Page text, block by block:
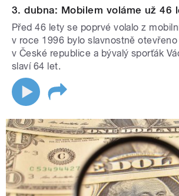
3. dubna: Mobilem voláme už 46
Před 46 lety se poprvé volalo z
v roce 1996 bylo slavnostně
v České republice a bývalý sporťák
slaví 64 let.